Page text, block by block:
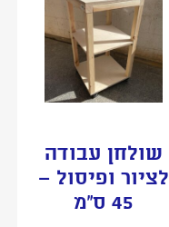
שולחן עבודה
לציור ופיסול –
45 ס”מ